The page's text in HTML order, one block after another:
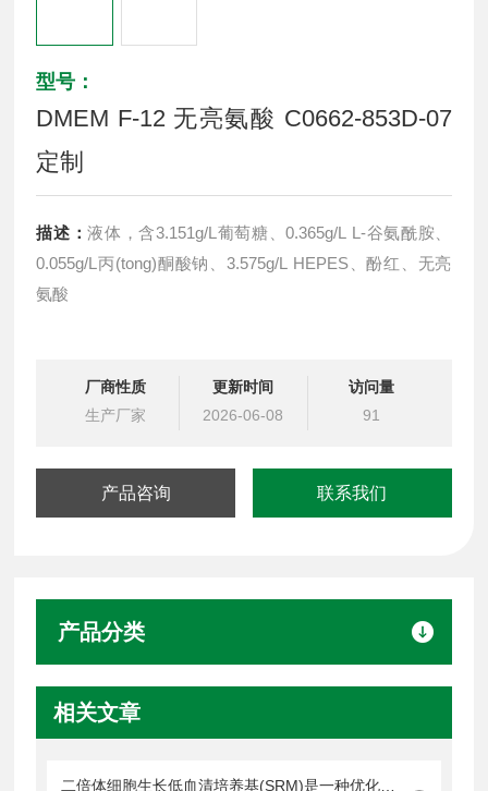
型号：
DMEM F-12 无亮氨酸 C0662-853D-07
定制
描述：液体，含3.151g/L葡萄糖、0.365g/L L-谷氨酰胺、
0.055g/L丙(tong)酮酸钠、3.575g/L HEPES、酚红、无亮
氨酸
厂商性质
生产厂家
更新时间
2026-06-08
访问量
91
产品咨询 联系我们
产品分类
相关文章